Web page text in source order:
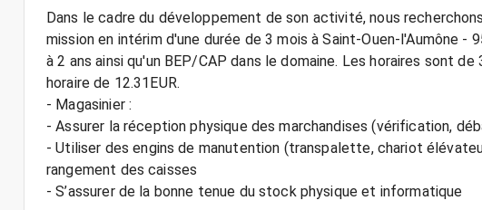
Dans le cadre du développement de son activité, nous
mission en intérim d'une durée de 3 mois à Saint-Ouen-l'Aumône -
à 2 ans ainsi qu'un BEP/CAP dans le domaine. Les horaires sont
horaire de 12.31EUR.
- Magasinier :
- Assurer la réception physique des marchandises (vérification,
- Utiliser des engins de manutention (transpalette, chariot
rangement des caisses
- S’assurer de la bonne tenue du stock physique et informatique